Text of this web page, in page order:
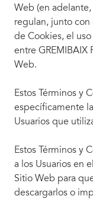
Web (en
regulan, junto con
de Cookies, el
entre GREMIBAIX
Web.
Estos Términos y
específicamente
Usuarios que
Estos Términos y
a los Usuarios en
Sitio Web para
descargarlos o